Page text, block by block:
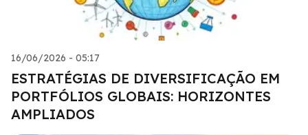
16/06/2026 - 05:17
ESTRATÉGIAS DE DIVERSIFICAÇÃO EM
PORTFÓLIOS GLOBAIS: HORIZONTES
AMPLIADOS